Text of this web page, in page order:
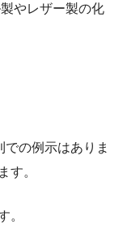
やレザー製の化
での例示はありま
す。
。